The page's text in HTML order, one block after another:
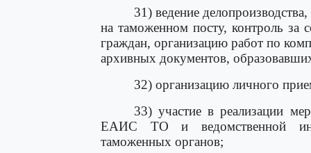
31) ведение
на таможенном посту, контроль за
граждан, организацию работ по
архивных документов,
32) организацию личного
33) участие в реализации
ЕАИС ТО и ведомственной
таможенных органов;